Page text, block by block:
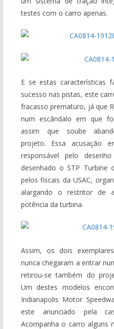
testes com o carro apenas.
E se estas características
sucesso nas pistas, este
fracasso prematuro, já que
num escândalo em que
assim que soube
projeto. Essa acusação
responsável pelo
desenhado o STP Turbine
pelos fiscais da USAC,
alargando o restritor de
potência da turbina.
Assim, os dois
nunca chegaram a entrar
retirou-se também do
Um destes modelos
Indianapolis Motor
este anunciado pela
Acompanha o carro alguns